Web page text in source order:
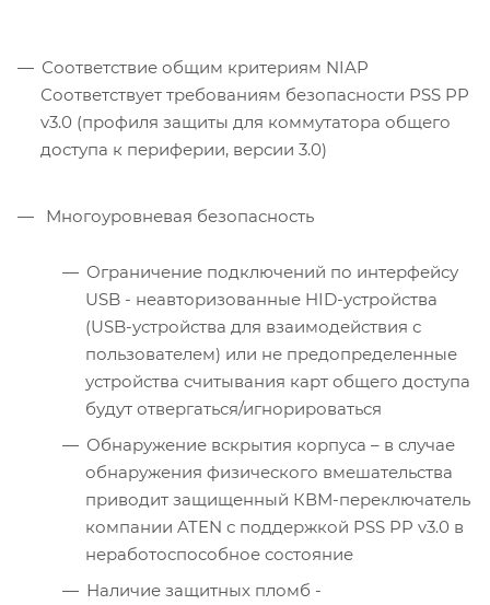
Соответствие общим критериям NIAP
Соответствует требованиям безопасности PSS PP
v3.0 (профиля защиты для коммутатора общего
доступа к периферии, версии 3.0)
Многоуровневая безопасность
Ограничение подключений по интерфейсу
USB - неавторизованные HID-устройства
(USB-устройства для взаимодействия с
пользователем) или не предопределенные
устройства считывания карт общего доступа
будут отвергаться/игнорироваться
Обнаружение вскрытия корпуса – в случае
обнаружения физического вмешательства
приводит защищенный КВМ-переключатель
компании ATEN с поддержкой PSS PP v3.0 в
неработоспособное состояние
Наличие защитных пломб -